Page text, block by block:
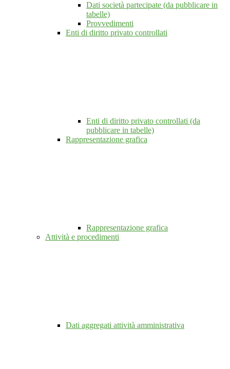
Dati società partecipate (da pubblicare in
tabelle)
Provvedimenti
Enti di diritto privato controllati
Enti di diritto privato controllati (da
pubblicare in tabelle)
Rappresentazione grafica
Rappresentazione grafica
Attività e procedimenti
Dati aggregati attività amministrativa